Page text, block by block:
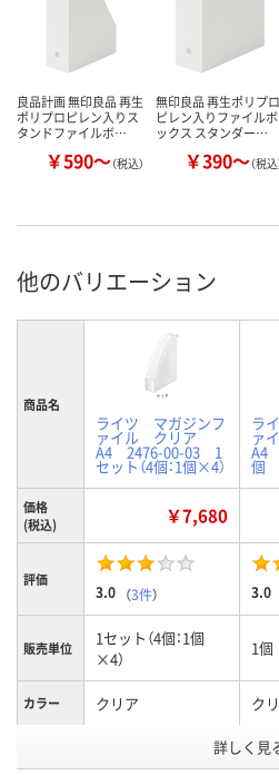
良品計画 無印良品 再生
ポリプロピレン入りス
タンドファイルボ…
￥590～（税込）
無印良品 再生ポリプロ
ピレン入りファイルボ
ックス スタンダー…
￥390～（税込
他のバリエーション
商品名
ライツ マガジンフ
ァイル クリア
A4 2476-00-03 1
セット（4個：1個×4）
ラ
ァ
A4
個
価格
(税込)
￥7,680
評価
3.0 （3件） 3.0
販売単位
1セット（4個：1個
×4）
1個
カラー クリア ク
詳しく見